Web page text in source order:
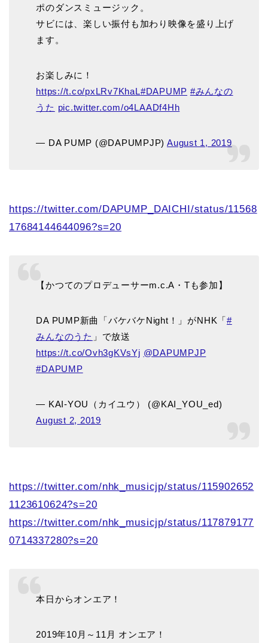
ポのダンスミュージック。
サビには、楽しい振付も加わり映像を盛り上げ
ます。
お楽しみに！
https://t.co/pxLRv7KhaL#DAPUMP #みんなの
うた pic.twitter.com/o4LAADf4Hh
— DA PUMP (@DAPUMPJP) August 1, 2019
https://twitter.com/DAPUMP_DAICHI/status/11568
17684144644096?s=20
【かつてのプロデューサーm.c.A・Tも参加】
DA PUMP新曲「バケバケNight！」がNHK「#
みんなのうた 」で放送
https://t.co/Ovh3gKVsYj @DAPUMPJP
#DAPUMP
— KAI-YOU（カイユウ） (@KAI_YOU_ed)
August 2, 2019
https://twitter.com/nhk_musicjp/status/115902652
1123610624?s=20
https://twitter.com/nhk_musicjp/status/117879177
0714337280?s=20
本日からオンエア！
2019年10月～11月 オンエア！